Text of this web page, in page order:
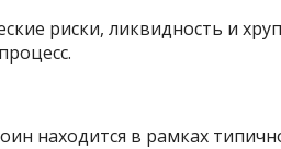
риски, ликвидность и
находится в рамках